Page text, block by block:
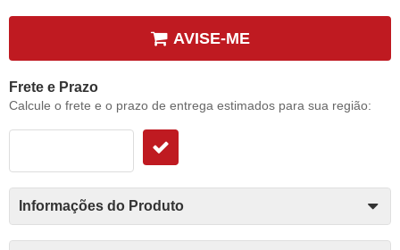
AVISE-ME
Frete e Prazo
Calcule o frete e o prazo de entrega estimados para sua região:
Informações do Produto